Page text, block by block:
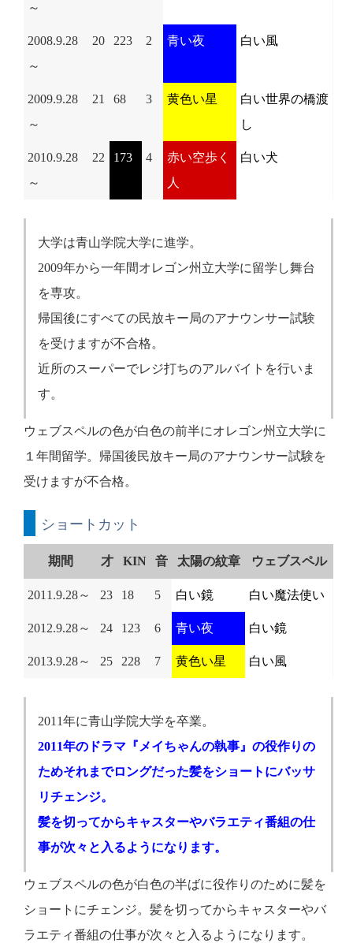
～
2008.9.28
～
20 223 2 青い夜 白い風
2009.9.28
～
21 68 3 黄色い星
白い世界の橋渡
し
2010.9.28
～
22 173 4
赤い空歩く
人
白い犬
大学は青山学院大学に進学。
2009年から一年間オレゴン州立大学に留学し舞台
を専攻。
帰国後にすべての民放キー局のアナウンサー試験
を受けますが不合格。
近所のスーパーでレジ打ちのアルバイトを行いま
す。
ウェブスペルの色が白色の前半にオレゴン州立大学に
１年間留学。帰国後民放キー局のアナウンサー試験を
受けますが不合格。
ショートカット
期間 才 KIN 音 太陽の紋章 ウェブスペル
2011.9.28～ 23 18 5 白い鏡 白い魔法使い
2012.9.28～ 24 123 6 青い夜 白い鏡
2013.9.28～ 25 228 7 黄色い星 白い風
2011年に青山学院大学を卒業。
2011年のドラマ『メイちゃんの執事』の役作りの
ためそれまでロングだった髪をショートにバッサ
リチェンジ。
髪を切ってからキャスターやバラエティ番組の仕
事が次々と入るようになります。
ウェブスペルの色が白色の半ばに役作りのために髪を
ショートにチェンジ。髪を切ってからキャスターやバ
ラエティ番組の仕事が次々と入るようになります。